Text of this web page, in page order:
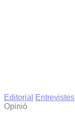
Editorial
Entrevistes
Opinió